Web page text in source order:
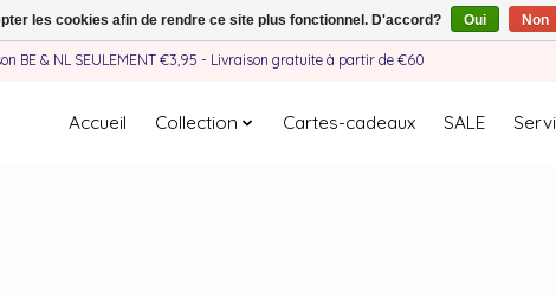
BE & NL SEULEMENT €3,95 - Livraison gratuite à partir de €60
Accueil Collection Cartes-cadeaux SALE
les cookies afin de rendre ce site plus fonctionnel. D'accord? Oui Non